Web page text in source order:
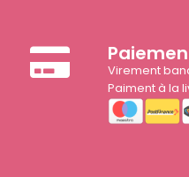
Virement
Paiment à la